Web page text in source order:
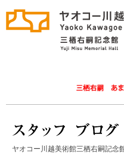
ヤオコー川越美術館三栖右嗣記念